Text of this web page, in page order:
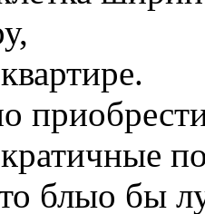
блыо бы